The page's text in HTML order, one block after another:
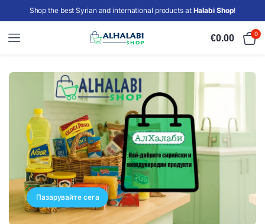
Shop the best Syrian and international products at Halabi Shop!
€0.00 0
Пазарувайте сега